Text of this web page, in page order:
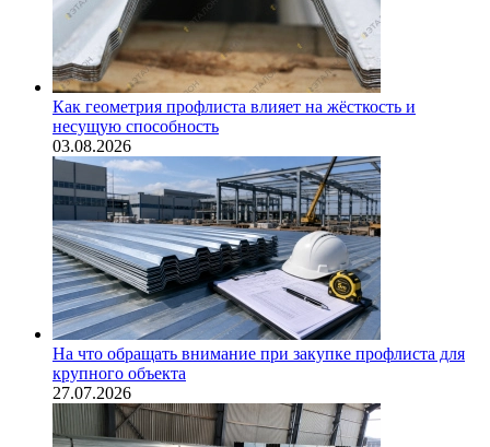
Как геометрия профлиста влияет на жёсткость и
несущую способность
03.08.2026
На что обращать внимание при закупке профлиста для
крупного объекта
27.07.2026